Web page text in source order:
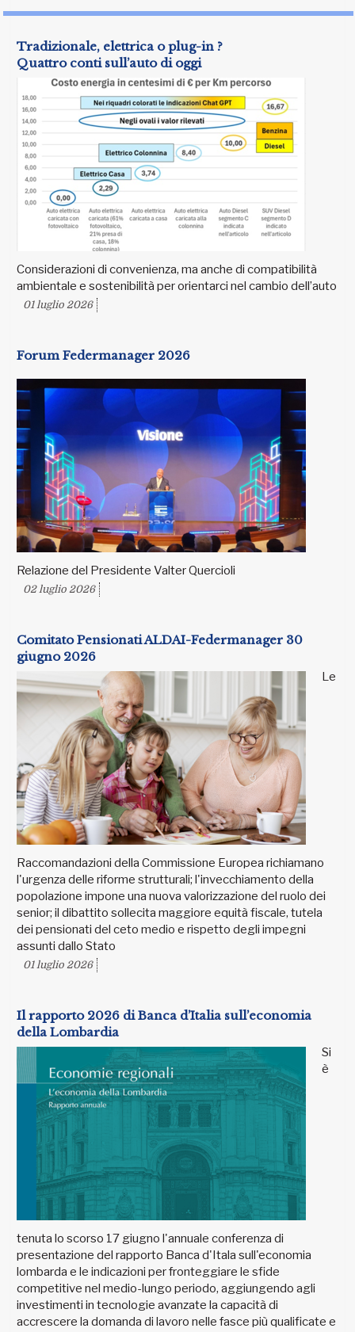
Tradizionale, elettrica o plug-in ?
Quattro conti sull’auto di oggi
Considerazioni di convenienza, ma anche di compatibilità
ambientale e sostenibilità per orientarci nel cambio dell’auto
01 luglio 2026
Forum Federmanager 2026
Relazione del Presidente Valter Quercioli
02 luglio 2026
Comitato Pensionati ALDAI-Federmanager 30
giugno 2026
Le
Raccomandazioni della Commissione Europea richiamano
l'urgenza delle riforme strutturali; l'invecchiamento della
popolazione impone una nuova valorizzazione del ruolo dei
senior; il dibattito sollecita maggiore equità fiscale, tutela
dei pensionati del ceto medio e rispetto degli impegni
assunti dallo Stato
01 luglio 2026
Il rapporto 2026 di Banca d’Italia sull’economia
della Lombardia
Si
è
tenuta lo scorso 17 giugno l'annuale conferenza di
presentazione del rapporto Banca d'Itala sull'economia
lombarda e le indicazioni per fronteggiare le sfide
competitive nel medio-lungo periodo, aggiungendo agli
investimenti in tecnologie avanzate la capacità di
accrescere la domanda di lavoro nelle fasce più qualificate e